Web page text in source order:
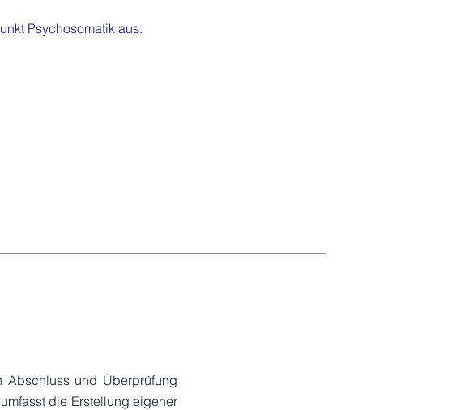
Psychosomatik aus.
und Überprüfung
die Erstellung eigener